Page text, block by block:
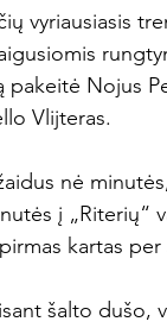
vyriausiasis
pakeitė Nojus
Vlijteras.
nė
į „Riterių“
kartas
šalto dušo,